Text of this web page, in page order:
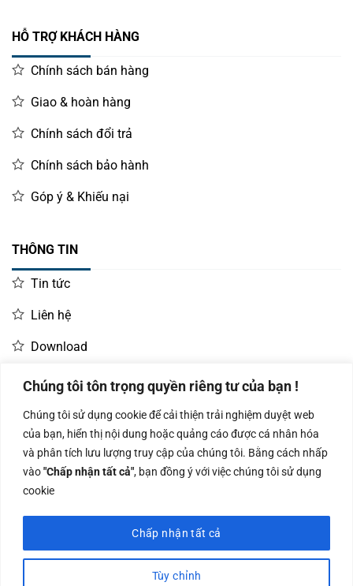
Chúng tôi tôn trọng quyền riêng tư của bạn !
Chúng tôi sử dụng cookie để cải thiện trải nghiệm duyệt web
của bạn, hiển thị nội dung hoặc quảng cáo được cá nhân hóa
và phân tích lưu lượng truy cập của chúng tôi. Bằng cách nhấp
vào"Chấp nhận tất cả", bạn đồng ý với việc chúng tôi sử dụng
cookie
Tùy chỉnh
Chấp nhận tất cả
Kết luận
Máy in ảnh cầm tay dye-sublimation chính là lựa chọn
hoàn hảo dành cho những ai yêu thích nhiếp ảnh, lưu giữ
ký ức và cần một thiết bị in ảnh nhanh, tiện lợi, có tính di
động cao. Với công nghệ in tiên tiến, kiểu dáng thời trang
và khả năng bảo vệ ảnh vượt trội, đây là sản phẩm không
thể thiếu trong bộ sưu tập thiết bị điện tử tiêu dùng hiện
đại.
HỖ TRỢ KHÁCH HÀNG
Chính sách bán hàng
Giao & hoàn hàng
Chính sách đổi trả
Chính sách bảo hành
Góp ý & Khiếu nại
THÔNG TIN
Tin tức
Liên hệ
Download
LIÊN HỆ MUA HÀNG
Kinh doanh:
0966.93.1717
KD Dự Án: 0987
835 345
Kế Toán:
0987.919.040
14/06/2019 bởi Sở Kế Hoạch và Đầu Tư Tp. Hà Nội